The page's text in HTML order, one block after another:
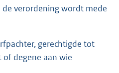
de verordening wordt mede
gerechtigde tot
degene aan wie